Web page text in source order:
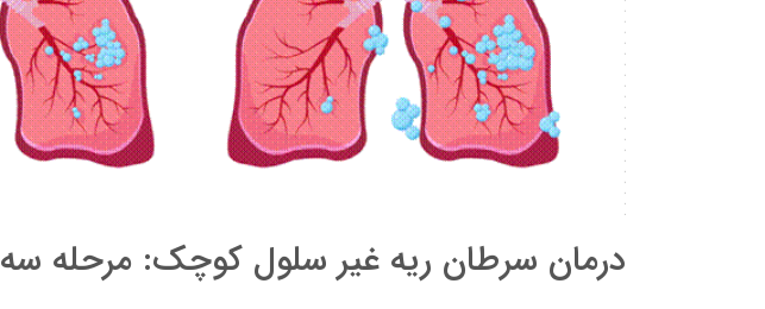
درمان سرطان ریه غیر سلول کوچک: مرحله سه